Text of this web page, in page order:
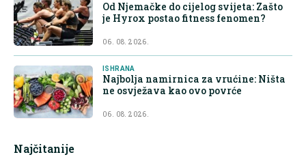
Od Njemačke do cijelog svijeta: Zašto
je Hyrox postao fitness fenomen?
06. 08. 2026.
ISHRANA
Najbolja namirnica za vrućine: Ništa
ne osvježava kao ovo povrće
06. 08. 2026.
Najčitanije